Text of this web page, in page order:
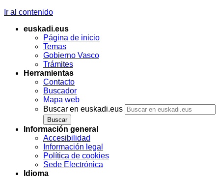
Ir al contenido
euskadi.eus
Página de inicio
Temas
Gobierno Vasco
Trámites
Herramientas
Contacto
Buscador
Mapa web
Buscar en euskadi.eus
Información general
Accesibilidad
Información legal
Política de cookies
Sede Electrónica
Idioma